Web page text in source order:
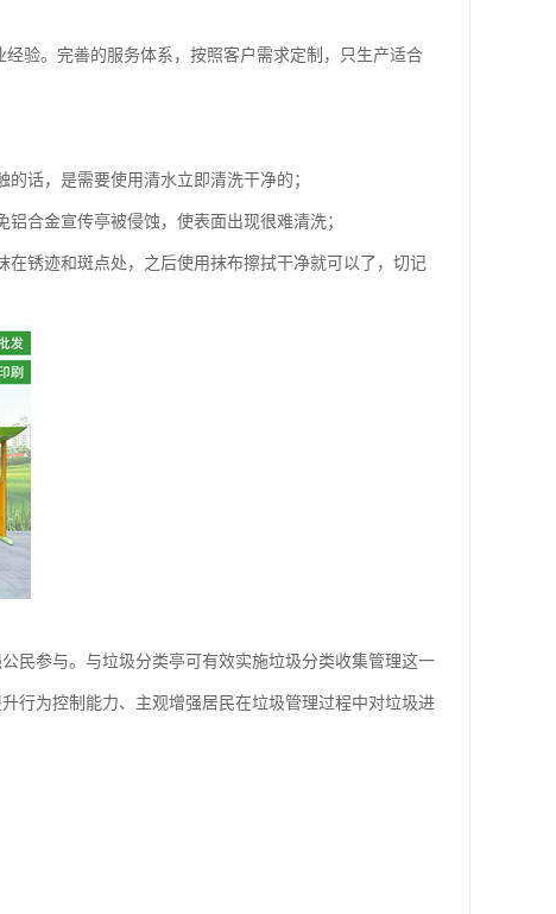
验。完善的服务体系，按照客户需求定制，只生产适合
话，是需要使用清水立即清洗干净的；
合金宣传亭被侵蚀，使表面出现很难清洗；
锈迹和斑点处，之后使用抹布擦拭干净就可以了，切记
民参与。与垃圾分类亭可有效实施垃圾分类收集管理这一
行为控制能力、主观增强居民在垃圾管理过程中对垃圾进